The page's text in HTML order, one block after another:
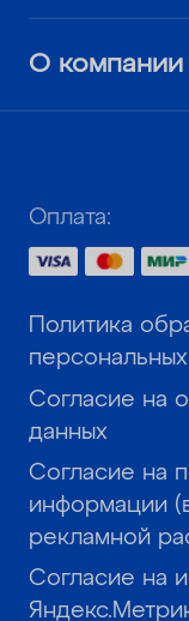
О компании
Оплата:
Политика
Согласие на
данных
Согласие на
информации
рекламной
Согласие на